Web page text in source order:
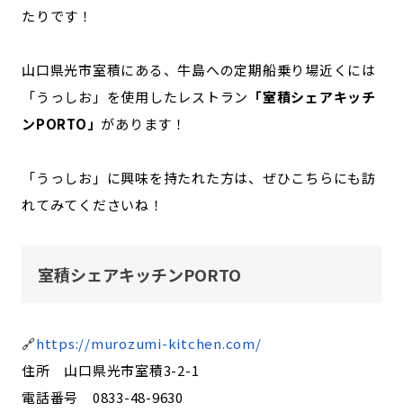
たりです！
山口県光市室積にある、牛島への定期船乗り場近くには
「うっしお」を使用したレストラン 「室積シェアキッチ
ンPORTO」 があります！
「うっしお」に興味を持たれた方は、ぜひこちらにも訪
れてみてくださいね！
室積シェアキッチンPORTO
🔗https://murozumi-kitchen.com/
住所 山口県光市室積3-2-1
電話番号 0833-48-9630